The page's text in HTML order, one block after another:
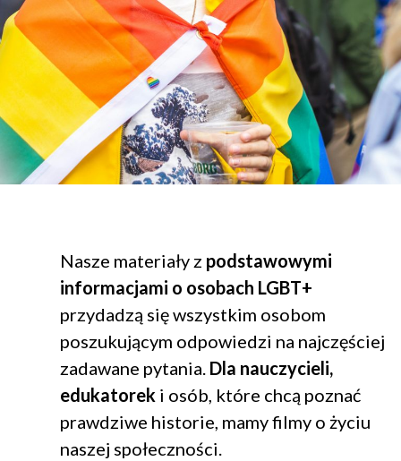
Nasze materiały z podstawowymi
informacjami o osobach LGBT+
przydadzą się wszystkim osobom
poszukującym odpowiedzi na najczęściej
zadawane pytania. Dla nauczycieli,
edukatorek i osób, które chcą poznać
prawdziwe historie, mamy filmy o życiu
naszej społeczności.